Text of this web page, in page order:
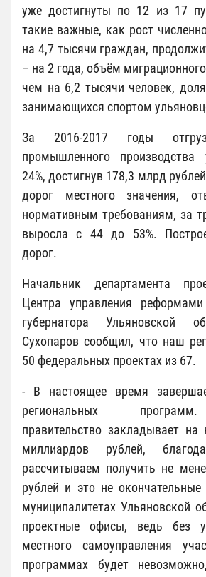
уже достигнуты по 12 из 17
такие важные, как рост
на 4,7 тысячи граждан,
– на 2 года, объём
чем на 6,2 тысячи человек, доля
занимающихся спортом
За 2016-2017 годы
промышленного производства
24%, достигнув 178,3 млрд
дорог местного значения,
нормативным требованиям, за
выросла с 44 до 53%.
дорог.
Начальник департамента
Центра управления
губернатора Ульяновской
Сухопаров сообщил, что наш
50 федеральных проектах из 67.
- В настоящее время
региональных
правительство закладывает
миллиардов рублей,
рассчитываем получить не
рублей и это не
муниципалитетах Ульяновской
проектные офисы, ведь без
местного самоуправления
программах будет